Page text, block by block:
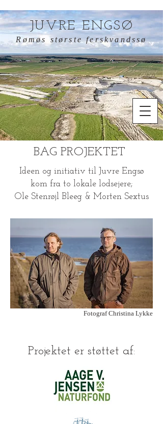
JUVRE ENGSØ
Rømøs største ferskvandssø
BAG PROJEKTET
Ideen og initiativ til Juvre Engsø
kom fra to lokale lodsejere;
Ole Stenrøjl Bleeg & Morten Sextus
Fotograf Christina Lykke
Projektet er støttet af: